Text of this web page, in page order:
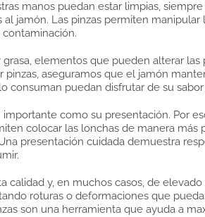
manos puedan estar limpias,
jamón. Las pinzas permiten manipular
elementos que pueden alterar las
aseguramos que el jamón
consuman puedan disfrutar de su
como su presentación. Por
colocar las lonchas de manera más
presentación cuidada demuestra
y, en muchos casos, de elevado
roturas o deformaciones que
son una herramienta que ayuda a